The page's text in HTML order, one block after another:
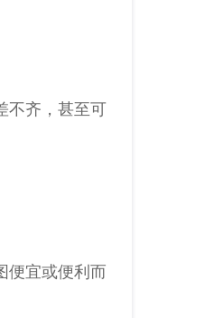
不齐，甚至可
便宜或便利而